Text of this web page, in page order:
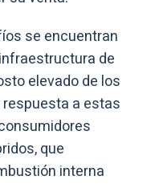
se encuentran
de
elevado de los
a estas
que
interna